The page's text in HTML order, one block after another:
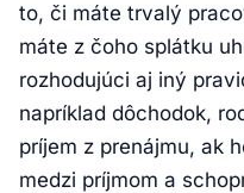
to, či máte trvalý
máte z čoho splátku
rozhodujúci aj iný
napríklad dôchodok,
príjem z prenájmu, ak
medzi príjmom a